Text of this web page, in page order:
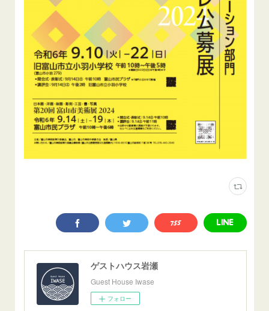
ゲストハウス岩瀬
Guest House Iwase
フォロー